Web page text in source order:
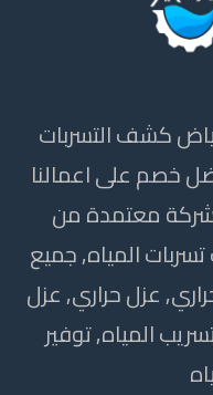
كشف التسربات
خصم على اعمالنا
نحن شركة معتمدة من
المياه, جميع
عزل حراري, عزل
المياه, توفير